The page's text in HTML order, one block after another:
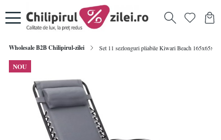
Wholesale B2B Chilipirul-zilei Set 11 sezlonguri pliabile Kiwari Beach
NOU